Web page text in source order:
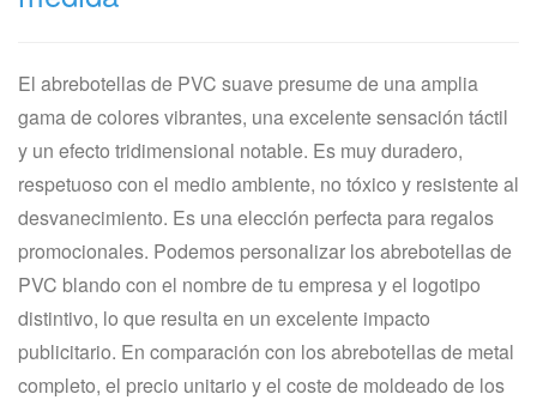
El abrebotellas de PVC suave presume de una amplia
gama de colores vibrantes, una excelente sensación táctil
y un efecto tridimensional notable. Es muy duradero,
respetuoso con el medio ambiente, no tóxico y resistente al
desvanecimiento. Es una elección perfecta para regalos
promocionales. Podemos personalizar los abrebotellas de
PVC blando con el nombre de tu empresa y el logotipo
distintivo, lo que resulta en un excelente impacto
publicitario. En comparación con los abrebotellas de metal
completo, el precio unitario y el coste de moldeado de los